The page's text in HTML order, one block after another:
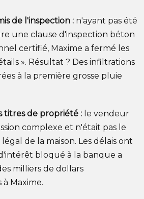
de l'inspection : n'ayant pas été
une clause d'inspection béton
certifié, Maxime a fermé les
». Résultat ? Des infiltrations
à la première grosse pluie
titres de propriété : le vendeur
complexe et n'était pas le
de la maison. Les délais ont
bloqué à la banque a
milliers de dollars
Maxime.